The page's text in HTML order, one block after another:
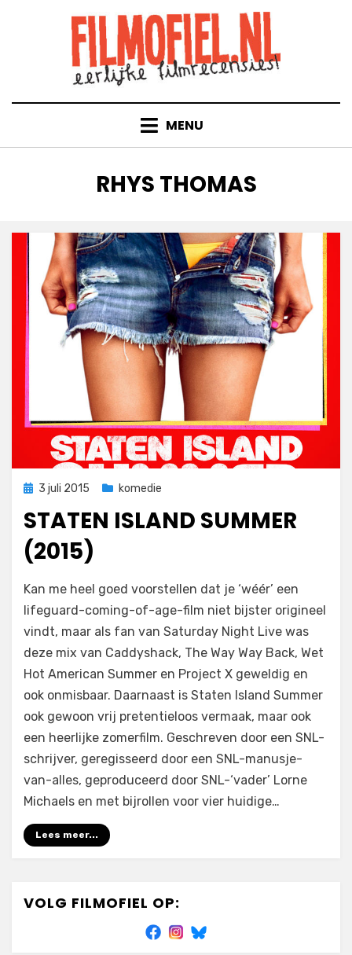
MENU
TAG
:
RHYS THOMAS
Geplaatst
3 juli 2015 komedie
STATEN ISLAND SUMMER
(2015)
Filmofiel.nl
Laat een reactie achter
op
Island
Summer
(2015)
Kan me heel goed voorstellen dat je ‘wéér’ een
lifeguard-coming-of-age-film niet bijster origineel
vindt, maar als fan van Saturday Night Live was
deze mix van Caddyshack, The Way Way Back, Wet
Hot American Summer en Project X geweldig en
ook onmisbaar. Daarnaast is Staten Island Summer
ook gewoon vrij pretentieloos vermaak, maar ook
een heerlijke zomerfilm. Geschreven door een SNL-
schrijver, geregisseerd door een SNL-manusje-
van-alles, geproduceerd door SNL-‘vader’ Lorne
Michaels en met bijrollen voor vier huidige…
Lees meer...
VOLG FILMOFIEL OP: